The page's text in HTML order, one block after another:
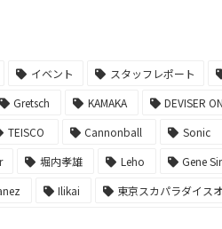
イベント スタッフレポート
Gretsch KAMAKA DEVISER
TEISCO Cannonball Sonic
堀内孝雄 Leho Gene
Ilikai 東京スカパラダイス